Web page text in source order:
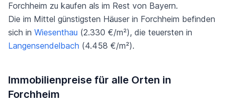
Forchheim zu kaufen als im Rest von Bayern.
Die im Mittel günstigsten Häuser in Forchheim befinden
sich in Wiesenthau (2.330 €/m²), die teuersten in
Langensendelbach (4.458 €/m²).
Immobilienpreise für alle Orten in
Forchheim